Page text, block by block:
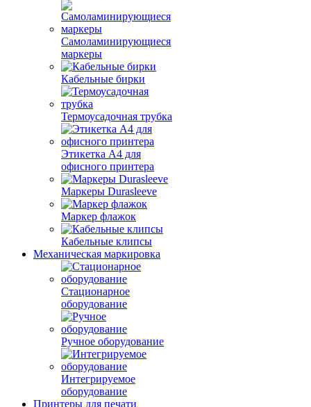
Самоламинирующиеся
маркеры
Кабельные бирки
Термоусадочная трубка
Этикетка А4 для
офисного принтера
Маркеры Durasleeve
Маркер флажок
Кабельные клипсы
Механическая маркировка
Стационарное
оборудование
Ручное оборудование
Интегрируемое
оборудование
Принтеры для печати